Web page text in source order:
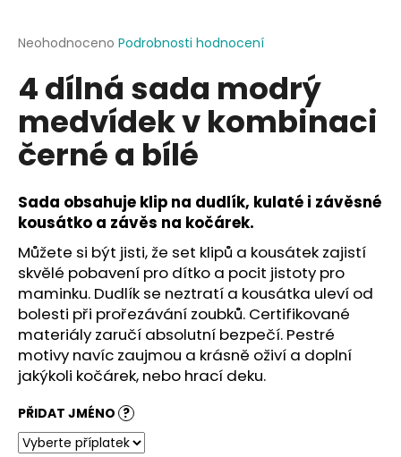
Průměrné
produktu
je
5
hvězdiček.
Neohodnoceno Podrobnosti hodnocení
4 dílná sada modrý
medvídek v kombinaci
černé a bílé
Sada obsahuje klip na dudlík, kulaté i závěsné
kousátko a závěs na kočárek.
Můžete si být jisti, že set klipů a kousátek zajistí
skvělé pobavení pro dítko a pocit jistoty pro
maminku. Dudlík se neztratí a kousátka uleví od
bolesti při prořezávání zoubků. Certifikované
materiály zaručí absolutní bezpečí. Pestré
motivy navíc zaujmou a krásně oživí a doplní
jakýkoli kočárek, nebo hrací deku.
PŘIDAT JMÉNO ?
j
t
?
HLEDAT
D
o
p
o
r
u
č
u
j